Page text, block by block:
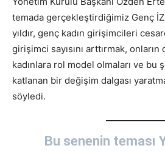
temada gerçekleştirdiğimiz Genç
yıldır, genç kadın girişimcileri
girişimci sayısını arttırmak,
kadınlara rol model olmaları ve bu
katlanan bir değişim dalgası
söyledi.
Bu senenin teması